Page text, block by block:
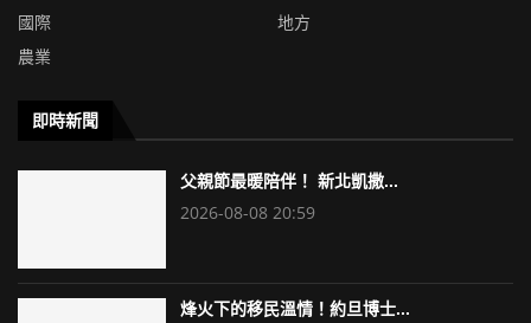
國際
地方
農業
即時新聞
父親節最暖陪伴！ 新北凱撒...
2026-08-08 20:59
烽火下的移民溫情！約旦博士...